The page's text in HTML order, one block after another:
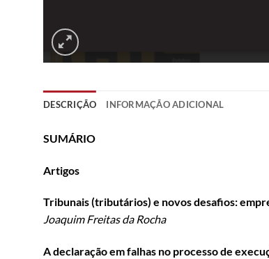
DESCRIÇÃO INFORMAÇÃO ADICIONAL
SUMÁRIO
Artigos
Tribunais (tributários) e novos desafios:
Joaquim Freitas da Rocha
A declaração em falhas no processo de